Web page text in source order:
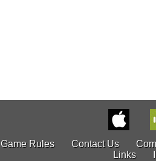
Game Rules Contact Us
Links